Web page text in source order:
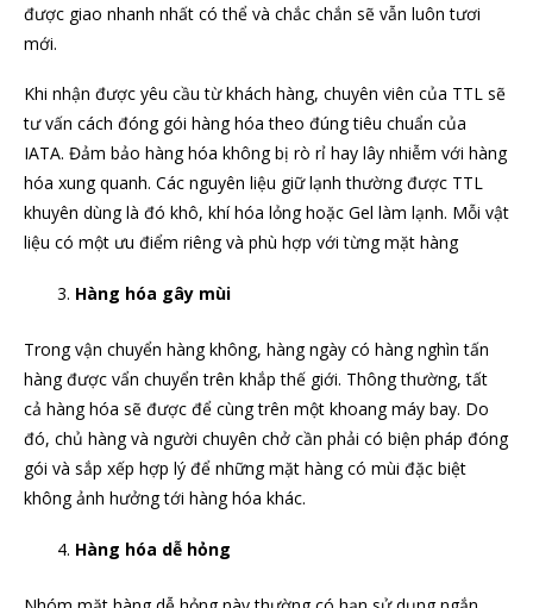
được giao nhanh nhất có thể và chắc chắn sẽ vẫn luôn tươi
mới.
Khi nhận được yêu cầu từ khách hàng, chuyên viên của TTL sẽ
tư vấn cách đóng gói hàng hóa theo đúng tiêu chuẩn của
IATA. Đảm bảo hàng hóa không bị rò rỉ hay lây nhiễm với hàng
hóa xung quanh. Các nguyên liệu giữ lạnh thường được TTL
khuyên dùng là đó khô, khí hóa lỏng hoặc Gel làm lạnh. Mỗi vật
liệu có một ưu điểm riêng và phù hợp với từng mặt hàng
Hàng hóa gây mùi
Trong vận chuyển hàng không, hàng ngày có hàng nghìn tấn
hàng được vẩn chuyển trên khắp thế giới. Thông thường, tất
cả hàng hóa sẽ được để cùng trên một khoang máy bay. Do
đó, chủ hàng và người chuyên chở cần phải có biện pháp đóng
gói và sắp xếp hợp lý để những mặt hàng có mùi đặc biệt
không ảnh hưởng tới hàng hóa khác.
Hàng hóa dễ hỏng